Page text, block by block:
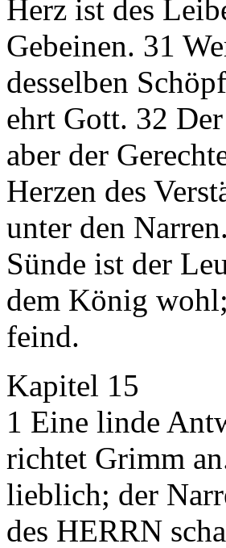
Herz ist des
Gebeinen. 31
desselben
ehrt Gott. 32
aber der
Herzen des
unter den
Sünde ist der
dem König
feind.
Kapitel 15
1 Eine linde
richtet Grimm
lieblich; der
des HERRN